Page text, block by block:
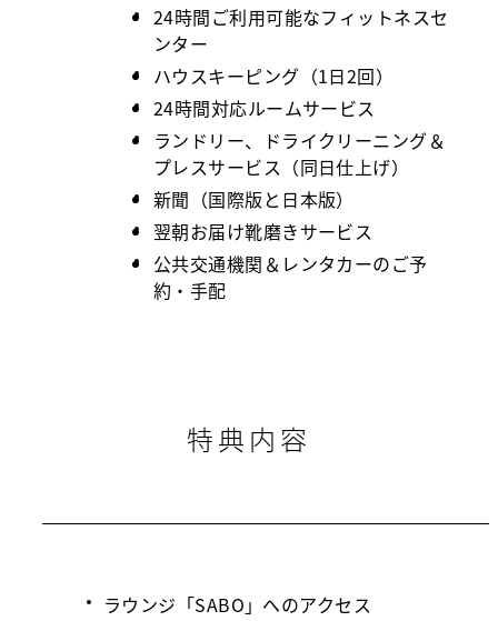
24時間ご利用可能なフィットネスセ
ンター
ハウスキーピング（1日2回）
24時間対応ルームサービス
ランドリー、ドライクリーニング＆
プレスサービス（同日仕上げ）
新聞（国際版と日本版）
翌朝お届け靴磨きサービス
公共交通機関＆レンタカーのご予
約・手配
特典内容
ラウンジ「SABO」へのアクセス